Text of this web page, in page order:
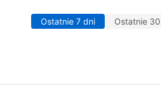
Ostatnie 7 dni Ostatnie